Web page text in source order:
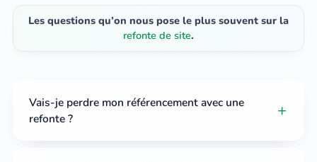
Les questions qu’on nous pose le plus souvent sur la
refonte de site.
Vais-je perdre mon référencement avec une
refonte ?